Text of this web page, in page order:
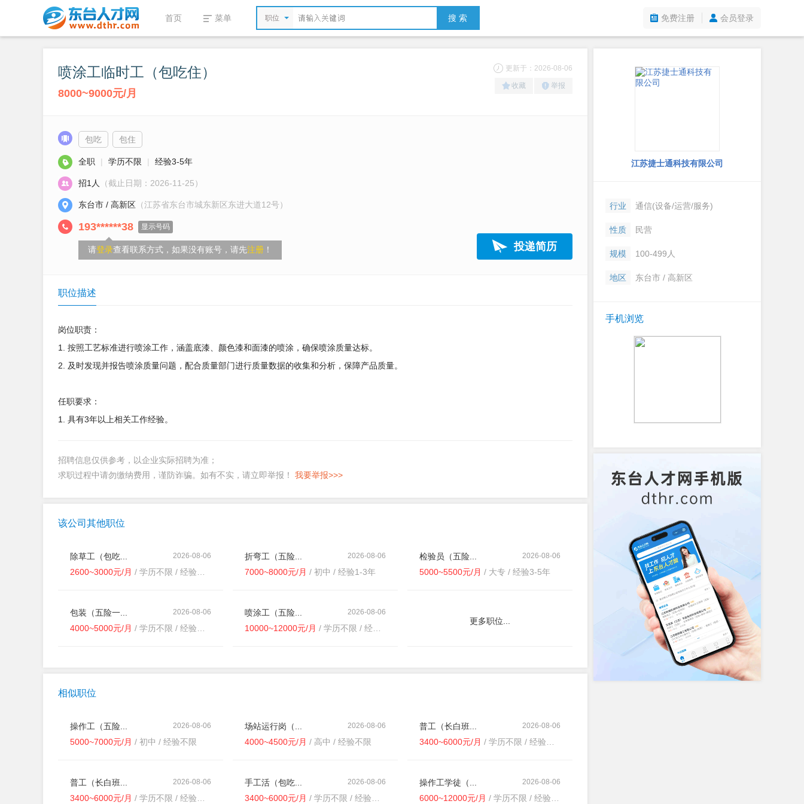
首页 菜单 职位 搜 索 免费注册 会员登录
喷涂工临时工（包吃住）
8000~9000元/月
更新于：2026-08-06
收藏 举报
包吃 包住
全职 | 学历不限 | 经验3-5年
招1人 （截止日期：2026-11-25）
东台市 / 高新区 （江苏省东台市城东新区东进大道12号）
193******38 显示号码
请登录查看联系方式，如果没有账号，请先注册 ！ 投递简历
职位描述
岗位职责：
1. 按照工艺标准进行喷涂工作，涵盖底漆、颜色漆和面漆的喷涂，确保喷涂质量达标。
2. 及时发现并报告喷涂质量问题，配合质量部门进行质量数据的收集和分析，保障产品质量。
任职要求：
1. 具有3年以上相关工作经验。
招聘信息仅供参考，以企业实际招聘为准；
求职过程中请勿缴纳费用，谨防诈骗。如有不实，请立即举报！ 我要举报>>>
该公司其他职位
2026-08-06
除草工（包吃...
2600~3000元/月 / 学历不限 / 经验不限
2026-08-06
折弯工（五险...
7000~8000元/月 / 初中 / 经验1-3年
2026-08-06
检验员（五险...
5000~5500元/月 / 大专 / 经验3-5年
2026-08-06
包装（五险一...
4000~5000元/月 / 学历不限 / 经验不限
2026-08-06
喷涂工（五险...
10000~12000元/月 / 学历不限 / 经验不限
更多职位...
相似职位
2026-08-06
操作工（五险...
5000~7000元/月 / 初中 / 经验不限
2026-08-06
场站运行岗（...
4000~4500元/月 / 高中 / 经验不限
2026-08-06
普工（长白班...
3400~6000元/月 / 学历不限 / 经验不限
2026-08-06
普工（长白班...
3400~6000元/月 / 学历不限 / 经验不限
2026-08-06
手工活（包吃...
3400~6000元/月 / 学历不限 / 经验不限
2026-08-06
操作工学徒（...
6000~12000元/月 / 学历不限 / 经验不限
江苏捷士通科技有限公司
行业 通信(设备/运营/服务)
性质 民营
规模 100-499人
地区 东台市 / 高新区
手机浏览